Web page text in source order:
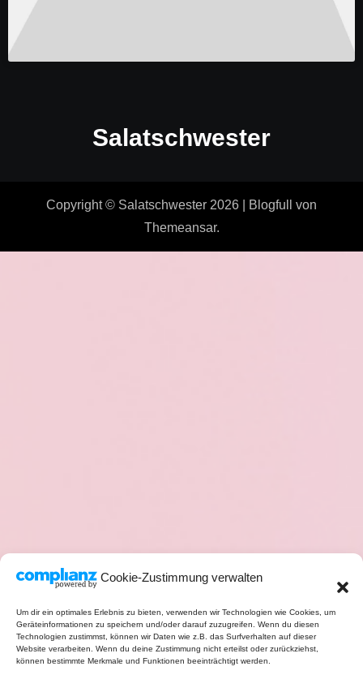
Cookie-Zustimmung verwalten
Um dir ein optimales Erlebnis zu bieten, verwenden wir Technologien wie Cookies, um
Geräteinformationen zu speichern und/oder darauf zuzugreifen. Wenn du diesen
Technologien zustimmst, können wir Daten wie z.B. das Surfverhalten auf dieser
Website verarbeiten. Wenn du deine Zustimmung nicht erteilst oder zurückziehst,
können bestimmte Merkmale und Funktionen beeinträchtigt werden.
Salatschwester
Copyright © Salatschwester 2026 Blogfull
von
Themeansar.